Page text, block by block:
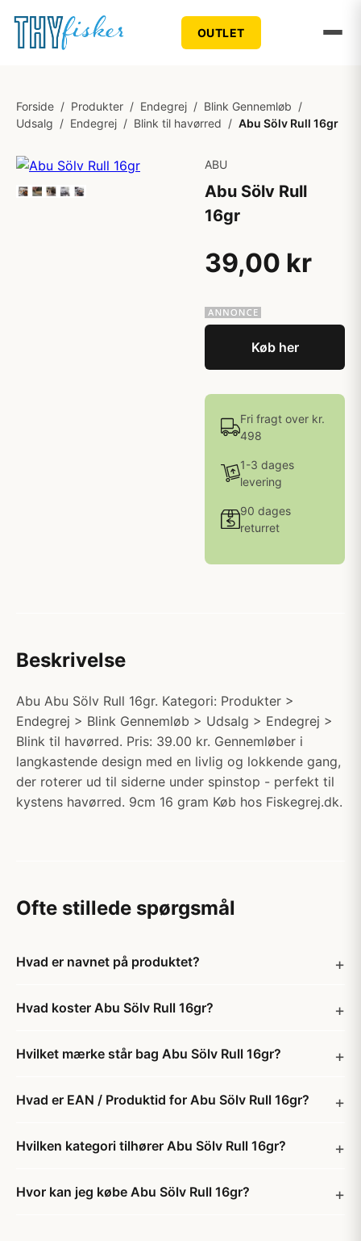
OUTLET
Forside / Produkter / Endegrej / Blink Gennemløb /
Udsalg / Endegrej / Blink til havørred / Abu Sölv Rull 16gr
ABU
Abu Sölv Rull
16gr
39,00 kr
Køb her
Fri fragt over kr.
498
1-3 dages
levering
90 dages
returret
Beskrivelse
Abu Abu Sölv Rull 16gr. Kategori: Produkter >
Endegrej > Blink Gennemløb > Udsalg > Endegrej >
Blink til havørred. Pris: 39.00 kr. Gennemløber i
langkastende design med en livlig og lokkende gang,
der roterer ud til siderne under spinstop - perfekt til
kystens havørred. 9cm 16 gram Køb hos Fiskegrej.dk.
Ofte stillede spørgsmål
Hvad er navnet på produktet?
Hvad koster Abu Sölv Rull 16gr?
Hvilket mærke står bag Abu Sölv Rull 16gr?
Hvad er EAN / Produktid for Abu Sölv Rull 16gr?
Hvilken kategori tilhører Abu Sölv Rull 16gr?
Hvor kan jeg købe Abu Sölv Rull 16gr?